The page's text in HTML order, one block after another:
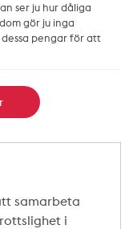
ser ju hur dåliga
gör ju inga
dessa pengar för att
samarbeta
i